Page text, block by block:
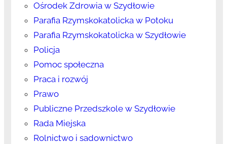
Ośrodek Zdrowia w Szydłowie
Parafia Rzymskokatolicka w Potoku
Parafia Rzymskokatolicka w Szydłowie
Policja
Pomoc społeczna
Praca i rozwój
Prawo
Publiczne Przedszkole w Szydłowie
Rada Miejska
Rolnictwo i sadownictwo